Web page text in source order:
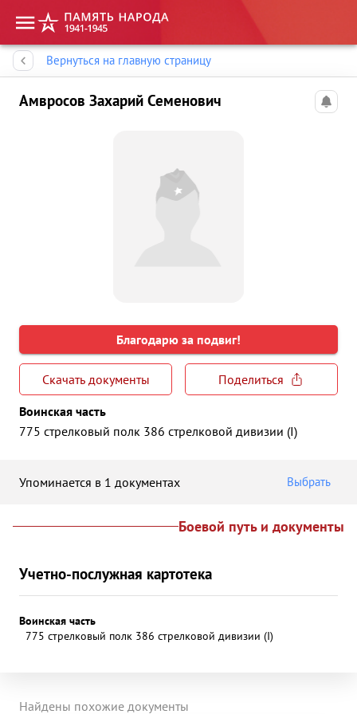
Вернуться на главную страницу
Амвросов Захарий Семенович
Благодарю за подвиг!
Скачать документы
Поделиться
Воинская часть
775 стрелковый полк 386 стрелковой дивизии (I)
Упоминается в 1 документах Выбрать
Боевой путь и документы
Учетно-послужная картотека
Воинская часть
775 стрелковый полк 386 стрелковой дивизии (I)
Найдены похожие документы
Память народа